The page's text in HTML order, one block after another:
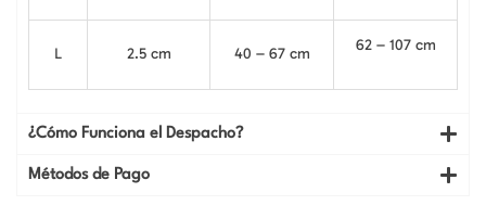
L 2.5 cm 40 – 67 cm 62 – 107 cm
¿Cómo Funciona el Despacho?
Métodos de Pago